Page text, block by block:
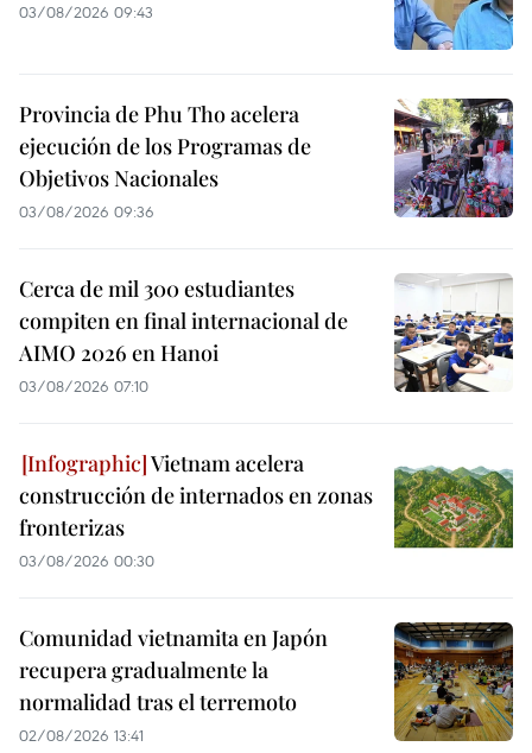
03/08/2026 09:43
Provincia de Phu Tho acelera
ejecución de los Programas de
Objetivos Nacionales
03/08/2026 09:36
Cerca de mil 300 estudiantes
compiten en final internacional de
AIMO 2026 en Hanoi
03/08/2026 07:10
Vietnam acelera
construcción de internados en zonas
fronterizas
03/08/2026 00:30
Comunidad vietnamita en Japón
recupera gradualmente la
normalidad tras el terremoto
02/08/2026 13:41